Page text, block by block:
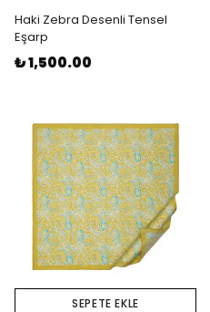
Haki Zebra Desenli Tensel
Eşarp
₺ 1,500.00
SEPETE EKLE